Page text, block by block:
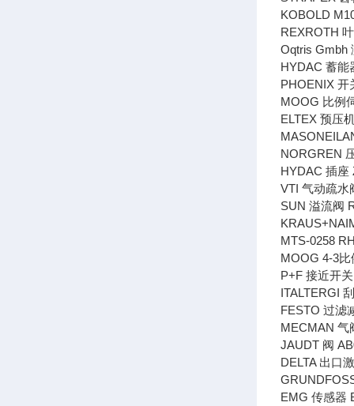
KOBOLD
REXROTH
Oqtris Gmbh
HYDAC 蓄能
PHOENIX
MOOG 比例
ELTEX 预压
NORGREN
HYDAC 插座
VTI 气动疏水
SUN 溢流阀
MTS-0258
MOOG 4-3
P+F 接近开
ITALTERGI
FESTO 过滤
MECMAN 气
JAUDT 阀
DELTA 出口
EMG 传感器